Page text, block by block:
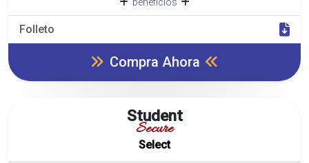
Folleto
Compra Ahora
Student
Secure
Select